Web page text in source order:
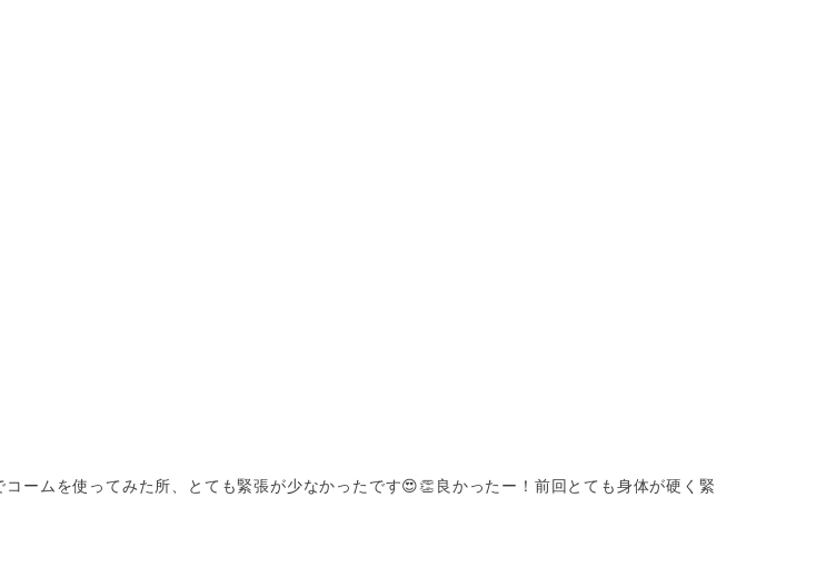
ームを使ってみた所、とても緊張が少なかったです😍👏良かったー！前回とても身体が硬く緊